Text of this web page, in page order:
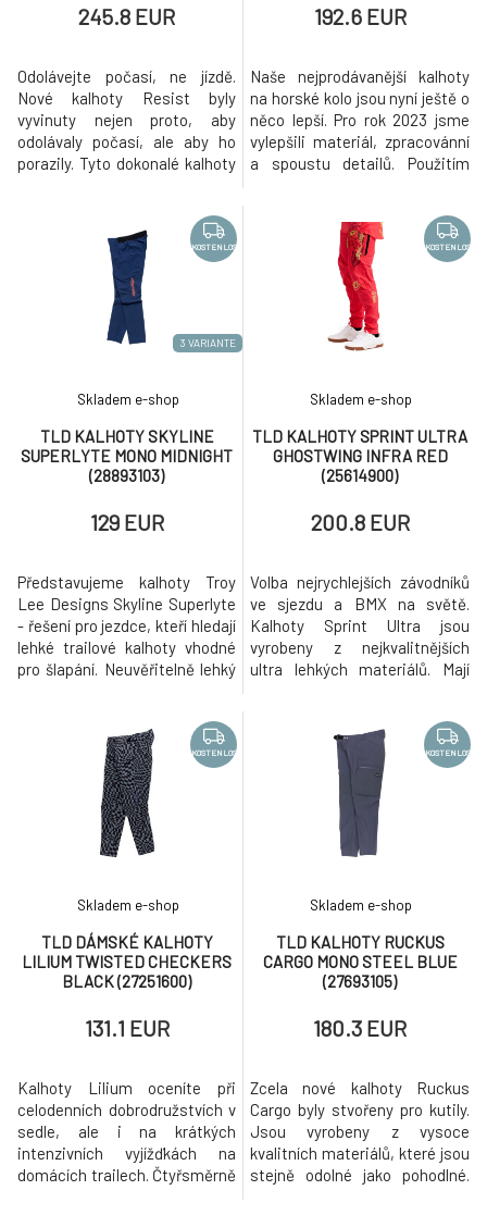
245.8 EUR
Odolávejte počasí, ne jízdě.
Nové kalhoty Resist byly
vyvinuty nejen proto, aby
odolávaly počasí, ale aby ho
porazily. Tyto dokonalé kalhoty
tkaniny Pertex Shield s
voděodolností 20k a
prodyšností 20k, která je navíc
opatřena vodoodpudivou
úpravou C-Zero. Kalhoty
Resist jsou vyrobeny v uvo
192.6 EUR
Naše nejprodávanější kalhoty
na horské kolo jsou nyní ještě o
něco lepší. Pro rok 2023 jsme
vylepšili materiál, zpracovánní
a spoustu detailů. Použitím
střihu se nám podařilo
zachovat DNA designu Skyline
a dosáhli jsme tak našeho cíle
vdechnout osvědčenému
modelu nový život. Jsme hrdí
3 VARIANTE
KOSTENLOS
TLD KALHOTY SKYLINE
SUPERLYTE MONO MIDNIGHT
(28893103)
Skladem e-shop
129 EUR
Představujeme kalhoty Troy
Lee Designs Skyline Superlyte
- řešení pro jezdce, kteří hledají
lehké trailové kalhoty vhodné
pro šlapání. Neuvěřitelně lehký
Bluesign® odvádí vlhkost,
zatímco v pase je prvotřídní
elastický pás, který neklouže.
Dvě přední kapsy a boční kapsa
na mobilní telefon
KOSTENLOS
TLD KALHOTY SPRINT ULTRA
GHOSTWING INFRA RED
(25614900)
Skladem e-shop
200.8 EUR
Volba nejrychlejších závodníků
ve sjezdu a BMX na světě.
Kalhoty Sprint Ultra jsou
vyrobeny z nejkvalitnějších
ultra lehkých materiálů. Mají
pohyb. Sprint Ultra je volbou pro
ty, kterým stačí jen to nejlepší.
Precision fit Silikonový potisk
na vnitřní straně pasu Ráčnové
zapínání Lepené
KOSTENLOS
TLD DÁMSKÉ KALHOTY
LILIUM TWISTED CHECKERS
BLACK (27251600)
Skladem e-shop
131.1 EUR
Kalhoty Lilium oceníte při
celodenních dobrodružstvích v
sedle, ale i na krátkých
intenzivních vyjížďkách na
domácích trailech. Čtyřsměrně
KOSTENLOS
TLD KALHOTY RUCKUS
CARGO MONO STEEL BLUE
(27693105)
Skladem e-shop
180.3 EUR
Zcela nové kalhoty Ruckus
Cargo byly stvořeny pro kutily.
Jsou vyrobeny z vysoce
kvalitních materiálů, které jsou
stejně odolné jako pohodlné.